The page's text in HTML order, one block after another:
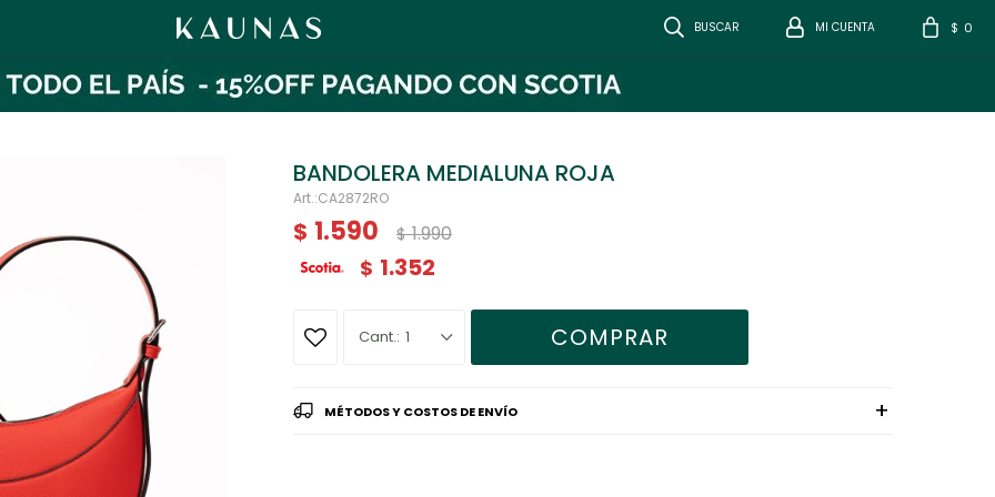
$ 0
BANDOLERA MEDIALUNA ROJA
CA2872RO
$ 1.590 $ 1.990
$ 1.352
1 COMPRAR
MÉTODOS Y COSTOS DE ENVÍO